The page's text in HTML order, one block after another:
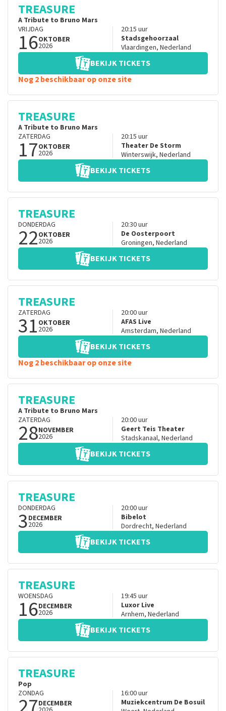
TREASURE
A Tribute to Bruno Mars
VRIJDAG
16OKTOBER
2026
20:15 uur
Stadsgehoorzaal
Vlaardingen, Nederland
BEKIJK TICKETS
Nog 2 beschikbaar op onze site
TREASURE
A Tribute to Bruno Mars
ZATERDAG
17OKTOBER
2026
20:15 uur
Theater De Storm
Winterswijk, Nederland
BEKIJK TICKETS
TREASURE
DONDERDAG
22OKTOBER
2026
20:30uur
De Oosterpoort
Groningen, Nederland
BEKIJK TICKETS
TREASURE
ZATERDAG
31 OKTOBER
2026
20:00uur
AFAS Live
Amsterdam, Nederland
BEKIJK TICKETS
Nog 2 beschikbaar op onze site
TREASURE
A Tribute to Bruno Mars
ZATERDAG
28NOVEMBER
2026
20:00uur
Geert Teis Theater
Stadskanaal, Nederland
BEKIJK TICKETS
TREASURE
DONDERDAG
3DECEMBER
2026
20:00uur
Bibelot
Dordrecht, Nederland
BEKIJK TICKETS
TREASURE
WOENSDAG
16DECEMBER
2026
19:45 uur
Luxor Live
Arnhem, Nederland
BEKIJK TICKETS
TREASURE
Pop
ZONDAG
DECEMBER
16:00uur
Muziekcentrum De Bosuil